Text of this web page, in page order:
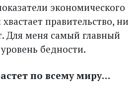
экономического
правительство, ни
Для меня самый главный
бедности.
по всему миру…